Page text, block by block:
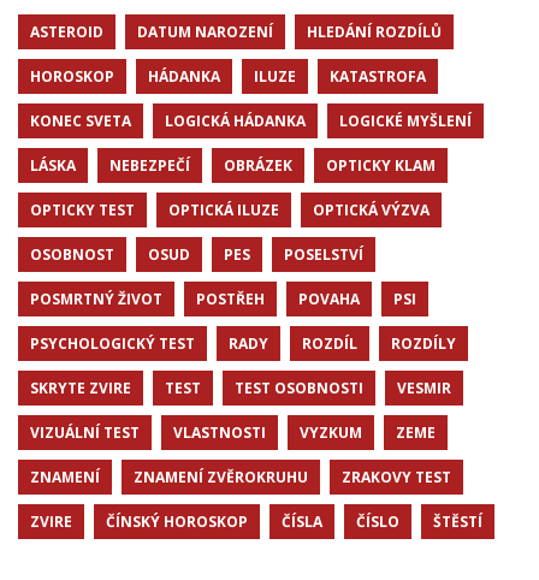
ASTEROID DATUM NAROZENÍ HLEDÁNÍ ROZDÍLŮ
HOROSKOP HÁDANKA ILUZE KATASTROFA
KONEC SVETA LOGICKÁ HÁDANKA LOGICKÉ MYŠLENÍ
LÁSKA NEBEZPEČÍ OBRÁZEK OPTICKY KLAM
OPTICKY TEST OPTICKÁ ILUZE OPTICKÁ VÝZVA
OSOBNOST OSUD PES POSELSTVÍ
POSMRTNÝ ŽIVOT POSTŘEH POVAHA PSI
PSYCHOLOGICKÝ TEST RADY ROZDÍL ROZDÍLY
SKRYTE ZVIRE TEST TEST OSOBNOSTI VESMIR
VIZUÁLNÍ TEST VLASTNOSTI VYZKUM ZEME
ZNAMENÍ ZNAMENÍ ZVĚROKRUHU ZRAKOVY TEST
ZVIRE ČÍNSKÝ HOROSKOP ČÍSLA ČÍSLO ŠTĚSTÍ